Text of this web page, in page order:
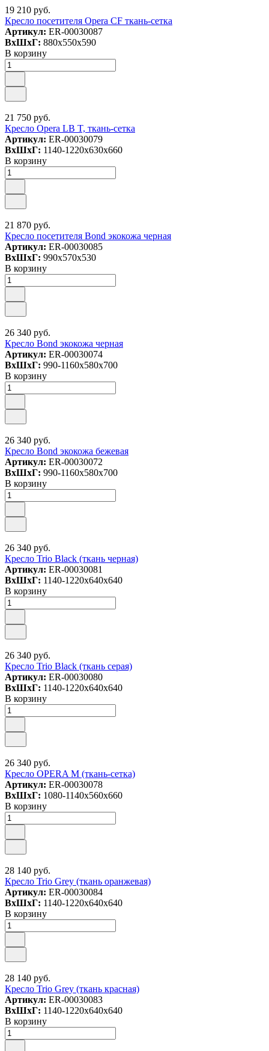
19 210 руб.
Кресло посетителя Opera CF ткань-сетка
Артикул: ER-00030087
ВxШxГ: 880x550x590
В корзину
21 750 руб.
Кресло Opera LB T, ткань-сетка
Артикул: ER-00030079
ВxШxГ: 1140-1220x630x660
В корзину
21 870 руб.
Кресло посетителя Bond экокожа черная
Артикул: ER-00030085
ВxШxГ: 990x570x530
В корзину
26 340 руб.
Кресло Bond экокожа черная
Артикул: ER-00030074
ВxШxГ: 990-1160x580x700
В корзину
26 340 руб.
Кресло Bond экокожа бежевая
Артикул: ER-00030072
ВxШxГ: 990-1160x580x700
В корзину
26 340 руб.
Кресло Trio Black (ткань черная)
Артикул: ER-00030081
ВxШxГ: 1140-1220x640x640
В корзину
26 340 руб.
Кресло Trio Black (ткань серая)
Артикул: ER-00030080
ВxШxГ: 1140-1220x640x640
В корзину
26 340 руб.
Кресло OPERA M (ткань-сетка)
Артикул: ER-00030078
ВxШxГ: 1080-1140x560x660
В корзину
28 140 руб.
Кресло Trio Grey (ткань оранжевая)
Артикул: ER-00030084
ВxШxГ: 1140-1220x640x640
В корзину
28 140 руб.
Кресло Trio Grey (ткань красная)
Артикул: ER-00030083
ВxШxГ: 1140-1220x640x640
В корзину